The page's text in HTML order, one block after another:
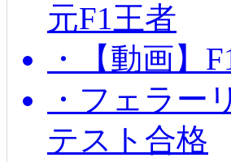
元F1王者
・【動画】
・フェラー
テスト合格